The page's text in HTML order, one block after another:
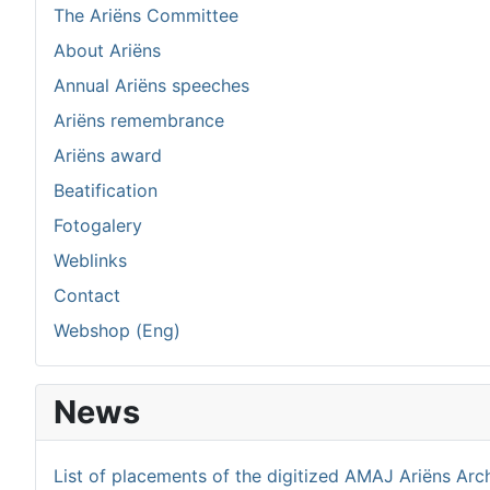
The Ariëns Committee
About Ariëns
Annual Ariëns speeches
Ariëns remembrance
Ariëns award
Beatification
Fotogalery
Weblinks
Contact
Webshop (Eng)
News
List of placements of the digitized AMAJ Ariëns